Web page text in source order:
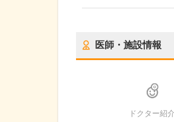
医師・施設情報
ドクター紹介